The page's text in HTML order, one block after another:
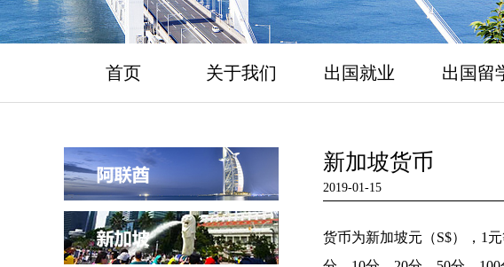
首页 关于我们 出国就业 出国留
新加坡货币
2019-01-15
货币为新加坡元（S$），1